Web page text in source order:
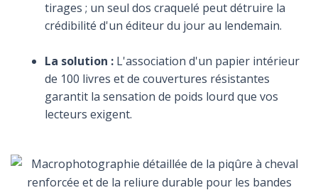
tirages ; un seul dos craquelé peut détruire la
crédibilité d'un éditeur du jour au lendemain.
La solution : L'association d'un papier intérieur
de 100 livres et de couvertures résistantes
garantit la sensation de poids lourd que vos
lecteurs exigent.